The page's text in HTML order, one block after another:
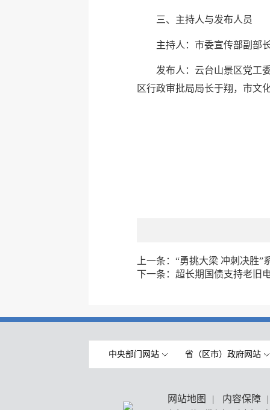
三、主持人与发布人员
主持人：市委宣传部副部
发布人：云台山景区党工
区行政审批局局长于翔，市文
上一条： “勇挑大梁 冲刺决胜”
下一条： 超长期国债支持老旧
中央部门网站 省（区市）政府网站
网站地图 | 内容保障 |